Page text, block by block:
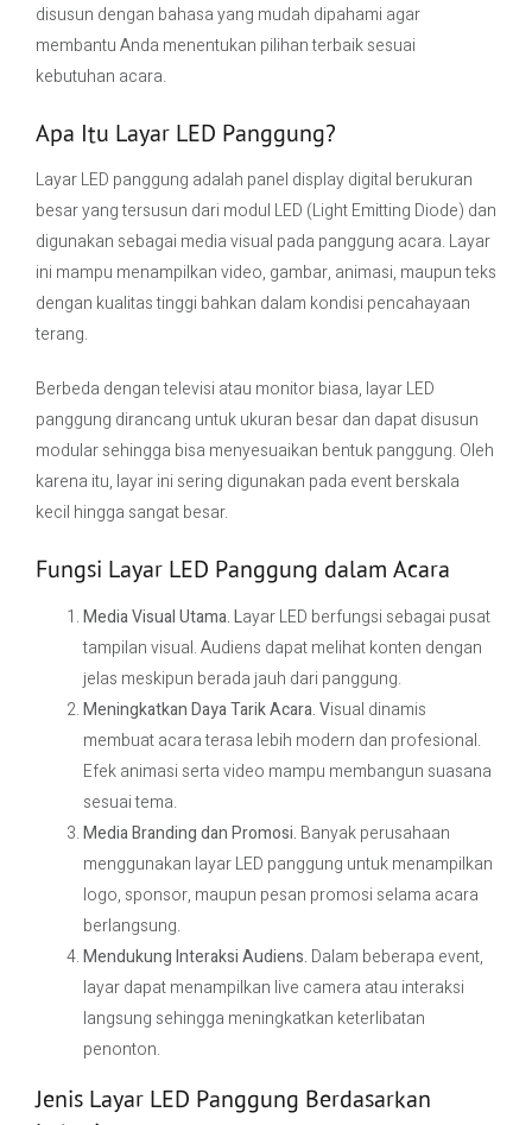
disusun dengan bahasa yang mudah dipahami agar
membantu Anda menentukan pilihan terbaik sesuai
kebutuhan acara.
Apa Itu Layar LED Panggung?
Layar LED panggung adalah panel display digital berukuran
besar yang tersusun dari modul LED (Light Emitting Diode) dan
digunakan sebagai media visual pada panggung acara. Layar
ini mampu menampilkan video, gambar, animasi, maupun teks
dengan kualitas tinggi bahkan dalam kondisi pencahayaan
terang.
Berbeda dengan televisi atau monitor biasa, layar LED
panggung dirancang untuk ukuran besar dan dapat disusun
modular sehingga bisa menyesuaikan bentuk panggung. Oleh
karena itu, layar ini sering digunakan pada event berskala
kecil hingga sangat besar.
Fungsi Layar LED Panggung dalam Acara
Media Visual Utama. Layar LED berfungsi sebagai pusat
tampilan visual. Audiens dapat melihat konten dengan
jelas meskipun berada jauh dari panggung.
Meningkatkan Daya Tarik Acara. Visual dinamis
membuat acara terasa lebih modern dan profesional.
Efek animasi serta video mampu membangun suasana
sesuai tema.
Media Branding dan Promosi. Banyak perusahaan
menggunakan layar LED panggung untuk menampilkan
logo, sponsor, maupun pesan promosi selama acara
berlangsung.
Mendukung Interaksi Audiens. Dalam beberapa event,
layar dapat menampilkan live camera atau interaksi
langsung sehingga meningkatkan keterlibatan
penonton.
Jenis Layar LED Panggung Berdasarkan